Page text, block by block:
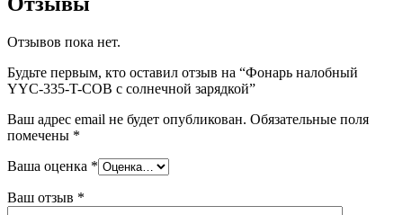
Отзывов пока нет.
Будьте первым, кто оставил отзыв на “Фонарь налобный
YYC-335-T-COB с солнечной зарядкой”
Ваш адрес email не будет опубликован. Обязательные поля
помечены *
Ваша оценка *
Ваш отзыв *